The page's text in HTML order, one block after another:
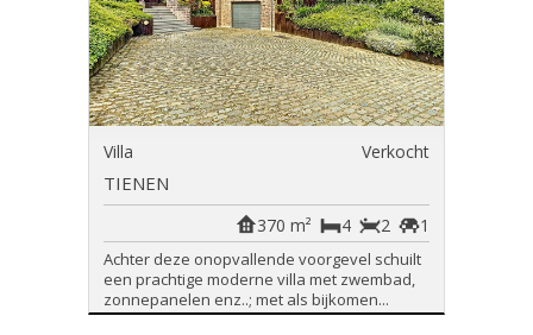
Villa Verkocht
TIENEN
1
2
4
370 m²
Achter deze onopvallende voorgevel schuilt
een prachtige moderne villa met zwembad,
zonnepanelen enz..; met als bijkomen...